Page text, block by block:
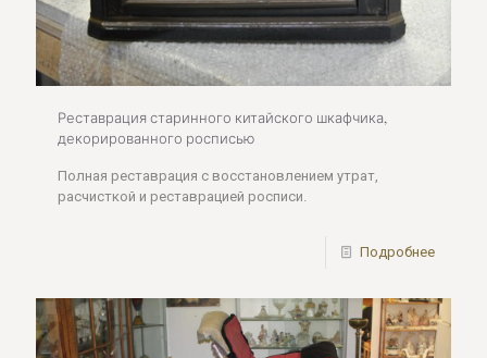
Реставрация старинного китайского шкафчика,
декорированного росписью
Полная реставрация с восстановлением утрат,
расчисткой и реставрацией росписи.
Подробнее